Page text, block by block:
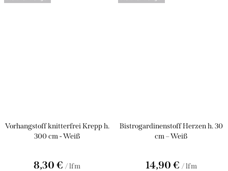
Vorhangstoff knitterfrei Krepp h.
300 cm - Weiß
8,30 € / lfm
Bistrogardinenstoff Herzen h. 30
cm – Weiß
14,90 € / lfm